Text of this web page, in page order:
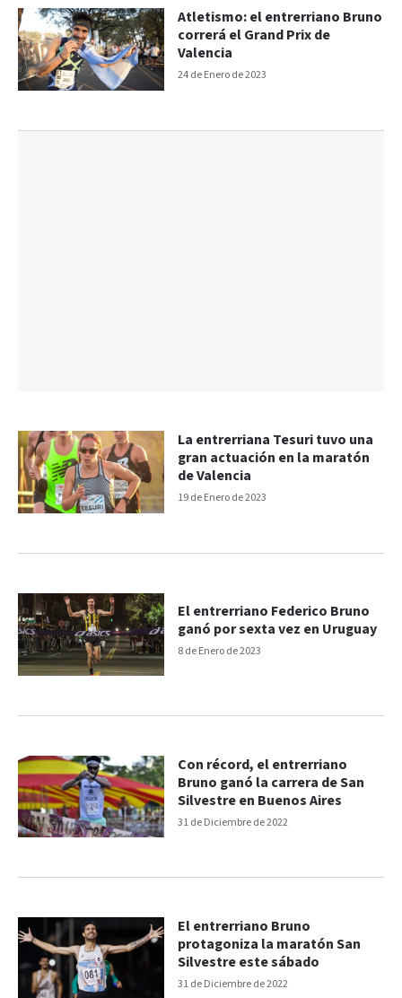
24 de Enero de 2023
Atletismo: el entrerriano Bruno
correrá el Grand Prix de
Valencia
19 de Enero de 2023
La entrerriana Tesuri tuvo una
gran actuación en la maratón
de Valencia
8 de Enero de 2023
El entrerriano Federico Bruno
ganó por sexta vez en Uruguay
31 de Diciembre de 2022
Con récord, el entrerriano
Bruno ganó la carrera de San
Silvestre en Buenos Aires
31 de Diciembre de 2022
El entrerriano Bruno
protagoniza la maratón San
Silvestre este sábado